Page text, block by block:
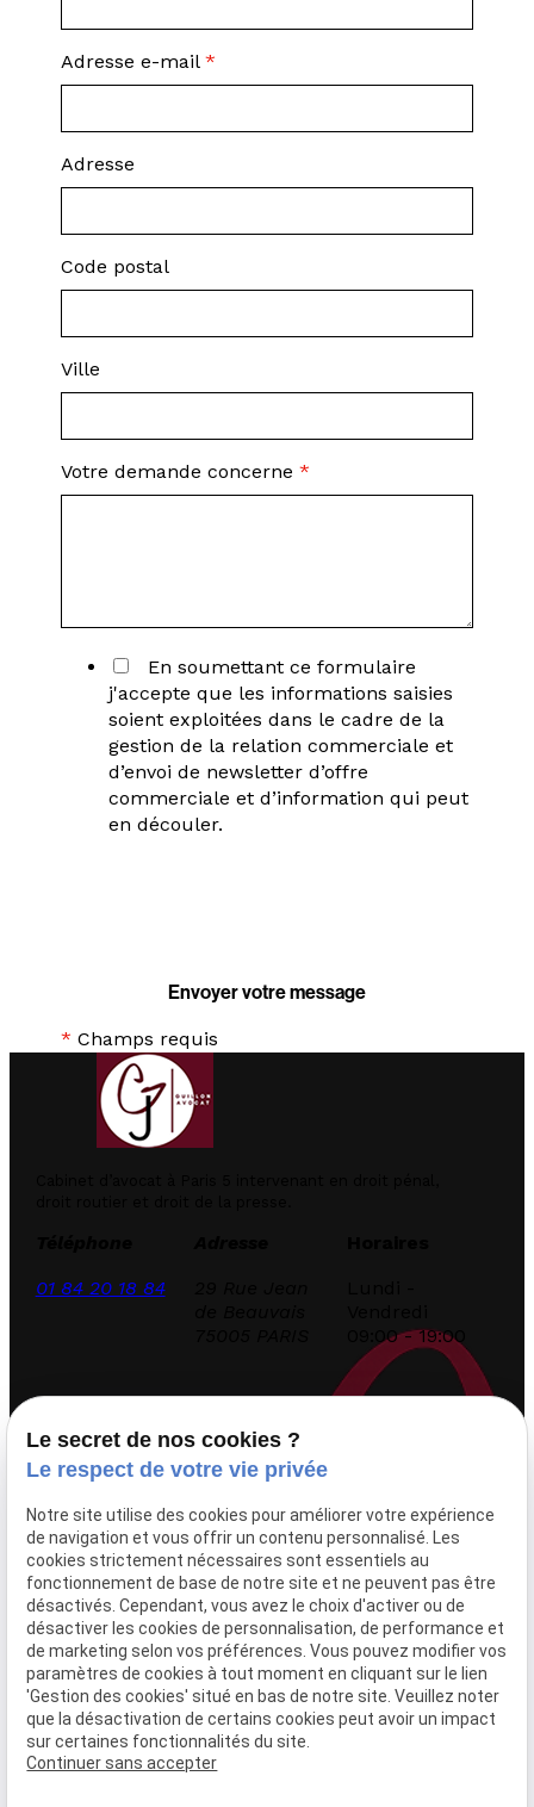
Adresse e-mail*
Adresse
Code postal
Ville
Votre demande concerne*
En soumettant ce formulaire
j'accepte que les informations saisies
soient exploitées dans le cadre de la
gestion de la relation commerciale et
d’envoi de newsletter d’offre
commerciale et d’information qui peut
en découler.
* Champs requis
01 84 20 18 84
09:00 - 19:00
Accueil
Le cabinet
Droit de la presse
Honoraires
Consultation avocats
Articles
Nos décisions
Contact
Mentions légales
Le secret de nos cookies ?
Le respect de votre vie privée
Notre site utilise des cookies pour améliorer votre expérience
de navigation et vous offrir un contenu personnalisé. Les
cookies strictement nécessaires sont essentiels au
fonctionnement de base de notre site et ne peuvent pas être
désactivés. Cependant, vous avez le choix d'activer ou de
désactiver les cookies de personnalisation, de performance et
de marketing selon vos préférences. Vous pouvez modifier vos
paramètres de cookies à tout moment en cliquant sur le lien
'Gestion des cookies' situé en bas de notre site. Veuillez noter
que la désactivation de certains cookies peut avoir un impact
sur certaines fonctionnalités du site.
Continuer sans accepter